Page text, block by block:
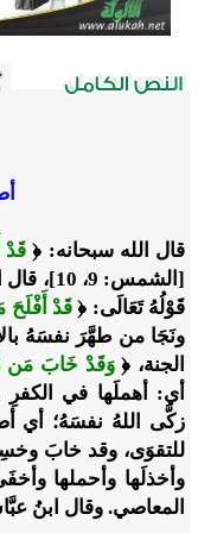
قال الله سبحانه: ﴿ قَدْ
[الشمس:
قَوْلُهُ تَعَالَى: ﴿قَدْ أَفْلَحَ
ونَجَا من طهَّرَ نفسَهُ
الجنة، ﴿وَقَدْ خَابَ مَن
أي: أهملَها في
زكَّى اللهُ نفسَهُ؛ أي
للتقوَى، وقد خابَ
وأخذلَها وأحملها
المعاصي. وقال ابنُ